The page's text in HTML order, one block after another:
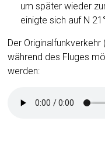
um später wieder
einigte sich auf N 21°
Der Originalfunkverkehr
während des Fluges
werden: